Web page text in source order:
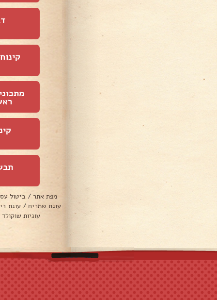
מפת אתר / ביטול
עוגת שמרים / עוגת
עוגיות